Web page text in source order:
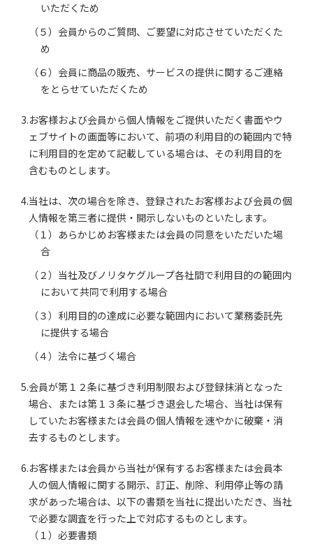
いただくため
（５）会員からのご質問、ご要望に対応させていただくた
め
（６）会員に商品の販売、サービスの提供に関するご連絡
をとらせていただくため
3.お客様および会員から個人情報をご提供いただく書面やウ
ェブサイトの画面等において、前項の利用目的の範囲内で特
に利用目的を定めて記載している場合は、その利用目的を
含むものとします。
4.当社は、次の場合を除き、登録されたお客様および会員の個
人情報を第三者に提供・開示しないものといたします。
（１）あらかじめお客様または会員の同意をいただいた場
合
（２）当社及びノリタケグループ各社間で利用目的の範囲内
において共同で利用する場合
（３）利用目的の達成に必要な範囲内において業務委託先
に提供する場合
（４）法令に基づく場合
5.会員が第１２条に基づき利用制限および登録抹消となった
場合、または第１３条に基づき退会した場合、当社は保有
していたお客様または会員の個人情報を速やかに破棄・消
去するものとします。
6.お客様または会員から当社が保有するお客様または会員本
人の個人情報に関する開示、訂正、削除、利用停止等の請
求があった場合は、以下の書類を当社に提出いただき、当社
で必要な調査を行った上で対応するものとします。
（１）必要書類